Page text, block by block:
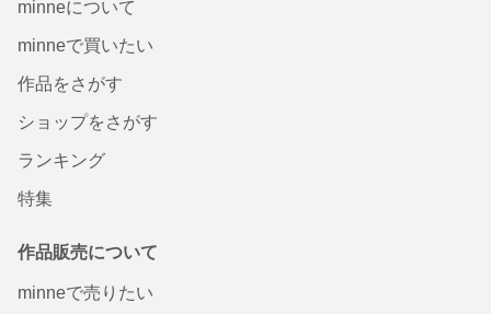
minneについて
minneで買いたい
作品をさがす
ショップをさがす
ランキング
特集
作品販売について
minneで売りたい